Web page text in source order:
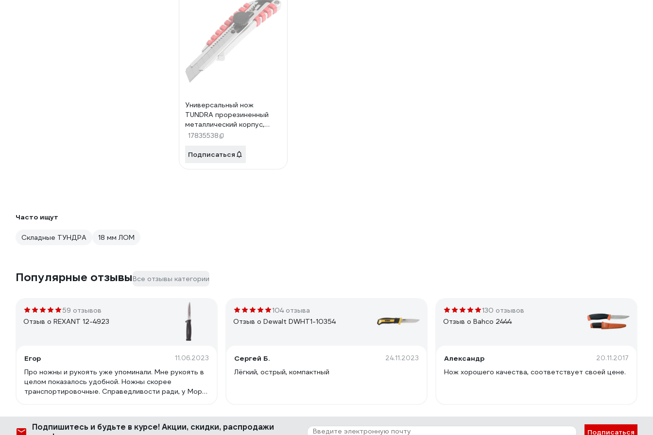
Универсальный нож
TUNDRA прорезиненный
металлический корпус,
винтовой фиксатор, 18 мм
17835538
Подписаться
Часто ищут
Складные ТУНДРА 18 мм ЛОМ
Популярные отзывыВсе отзывы категории
59 отзывов
Отзыв о REXANT 12-4923
Егор 11.06.2023
Про ножны и рукоять уже упоминали. Мне рукоять в
целом показалось удобной. Ножны скорее
транспортировочные. Справедливости ради, у Моры
здесь скорее всего 420, твёрдость по ощущениям
104 отзыва
Отзыв о Dewalt DWHT1-10354
Сергей Б. 24.11.2023
Лёгкий, острый, компактный
130 отзывов
Отзыв о Bahco 2444
Александр 20.11.2017
Нож хорошего качества, соответствует своей цене.
Подпишитесь и будьте в курсе! Акции, скидки, распродажи
Подписаться